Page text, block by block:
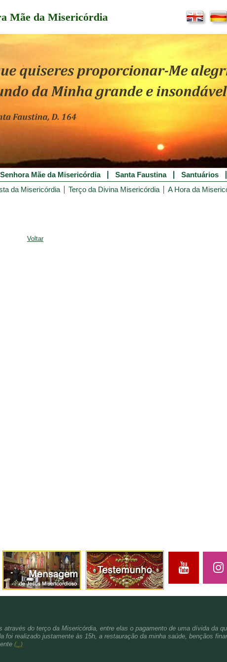
Mãe da Misericórdia
Mãe da Misericórdia Santa Faustina
Santuários
da Misericórdia Terço da Divina Misericórdia A Hora da
Voltar
através do terço da Misericórdia, entre elas o pagamento de uma dívida da
foi realizado justamente às 15h, a restauração da minha saúde, bençãos
(...)